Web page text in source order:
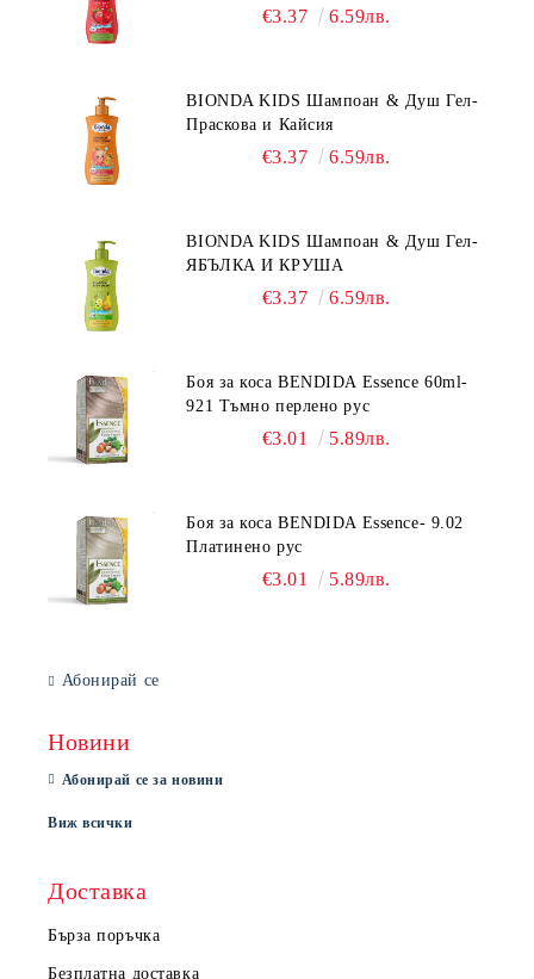
€3.37 6.59лв.
BIONDA KIDS Шампоан & Душ Гел-
Праскова и Кайсия
€3.37 6.59лв.
BIONDA KIDS Шампоан & Душ Гел-
ЯБЪЛКА И КРУША
€3.37 6.59лв.
Боя за коса BENDIDA Essence 60ml-
921 Тъмно перлено рус
€3.01 5.89лв.
Боя за коса BENDIDA Essence- 9.02
Платинено рус
€3.01 5.89лв.
Абонирай се
Новини
Абонирай се за новини
Виж всички
Доставка
Бърза поръчка
Безплатна доставка